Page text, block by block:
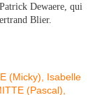
Dewaere, qui
Blier.